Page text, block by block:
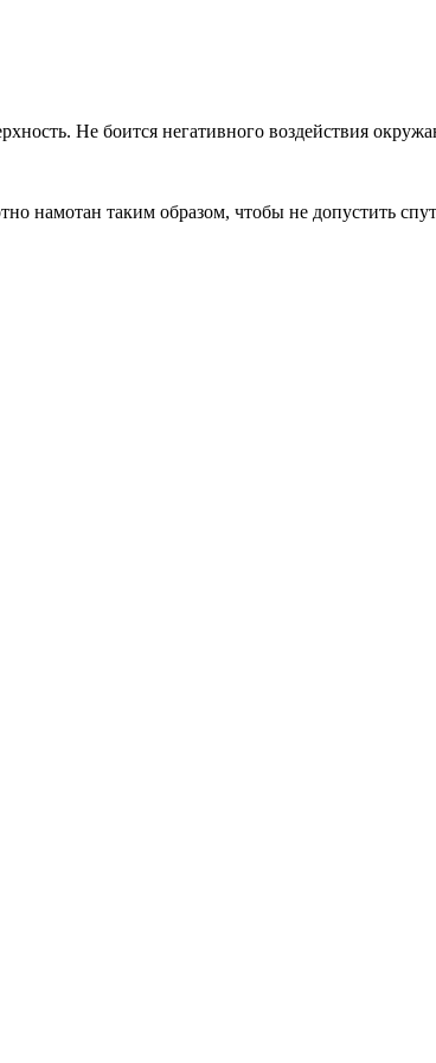
Не боится негативного воздействия
намотан таким образом, чтобы не допустить